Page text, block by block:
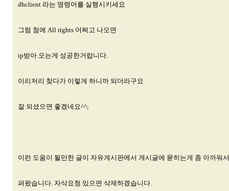
dhclient 라는 명령어를 실행시키세요
그럼 첨에 All rights 어쩌고 나오면
ip받아 오는게 성공한거랍니다.
이리저리 찾다가 이렇게 하니까 되더라구요
잘 되셨으면 좋겠네요^^;
이런 도움이 될만한 글이 자유게시판에서 게시글에 묻히는게 좀 아까워서
퍼왔습니다. 자삭요청 있으면 삭제하겠습니다.